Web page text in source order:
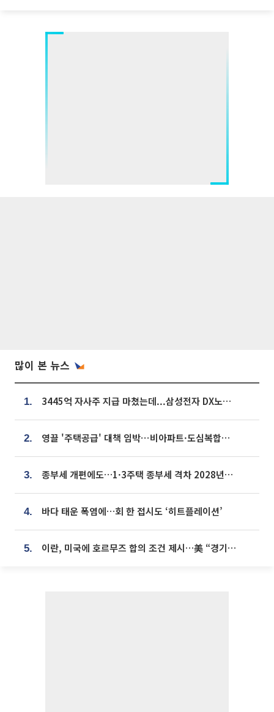
많이 본 뉴스
1. 3445억 자사주 지급 마쳤는데...삼성전자 DX노조, 뒤늦은 '떼쓰기 집회'
2. 영끌 '주택공급' 대책 임박⋯비아파트·도심복합까지 총동원
3. 종부세 개편에도…1·3주택 종부세 격차 2028년부터 확대
4. 바다 태운 폭염에…회 한 접시도 ‘히트플레이션’
5. 이란, 미국에 호르무즈 합의 조건 제시…美 “경기 아직 안 끝나” [종합]